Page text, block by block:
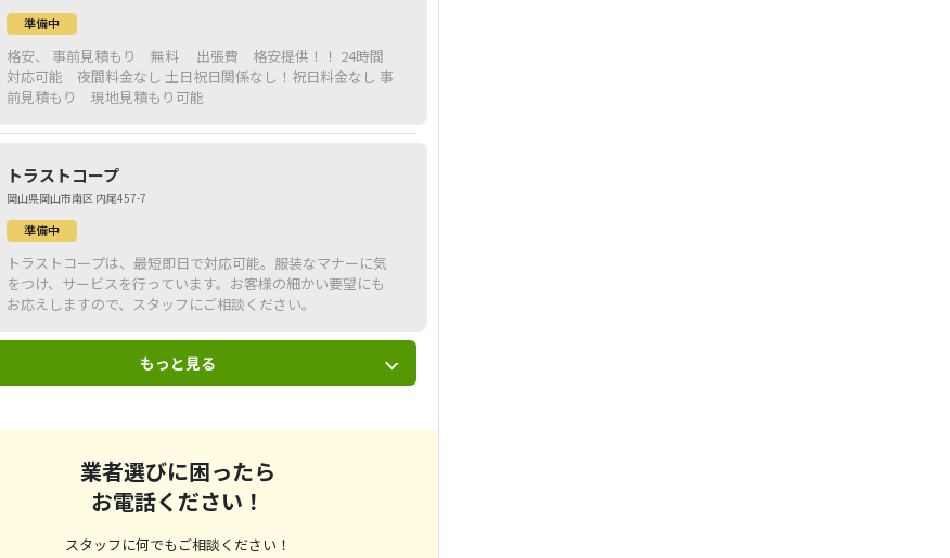
準備中
格安、 事前見積もり 無料 出張費 格安提供！！ 24時間
対応可能 夜間料金なし 土日祝日関係なし！祝日料金なし 事
前見積もり 現地見積もり可能
トラストコープ
岡山県岡山市南区 内尾457-7
準備中
トラストコープは、最短即日で対応可能。服装なマナーに気
をつけ、サービスを行っています。お客様の細かい要望にも
お応えしますので、スタッフにご相談ください。
もっと見る
業者選びに困ったら
お電話ください！
スタッフに何でもご相談ください！